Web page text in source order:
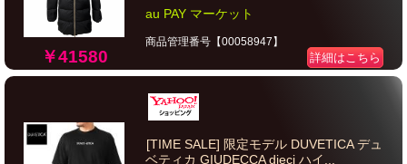
￥41580
au PAY マーケット
商品管理番号【00058947】
詳細はこちら
[TIME SALE] 限定モデル DUVETICA デュ
ベティカ GIUDECCA dieci ハイ...